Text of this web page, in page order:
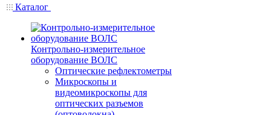
Каталог
Контрольно-измерительное
оборудование ВОЛС
Оптические рефлектометры
Микроскопы и
видеомикроскопы для
оптических разъемов